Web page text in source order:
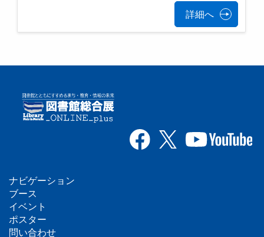
詳細へ
フ
ッ
ナビゲーション
ブース
イベント
ポスター
問い合わせ